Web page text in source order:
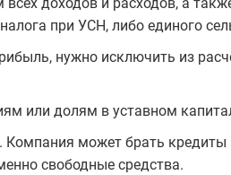
при УСН, либо единого
нужно исключить из
или долям в уставном
может брать кредиты
свободные средства.